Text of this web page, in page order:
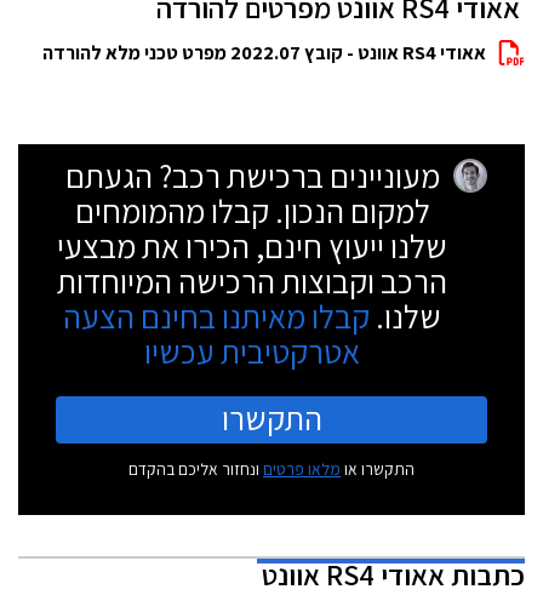
אאודי RS4 אוונט - קובץ 2022.07 מפרט טכני מלא להורדה
מעוניינים ברכישת רכב? הגעתם
למקום הנכון. קבלו מהמומחים
שלנו ייעוץ חינם, הכירו את מבצעי
הרכב וקבוצות הרכישה המיוחדות
שלנו. קבלו מאיתנו בחינם הצעה
אטרקטיבית עכשיו
התקשרו
התקשרו או מלאו פרטים ונחזור אליכם בהקדם
כתבותאאודי RS4 אוונט